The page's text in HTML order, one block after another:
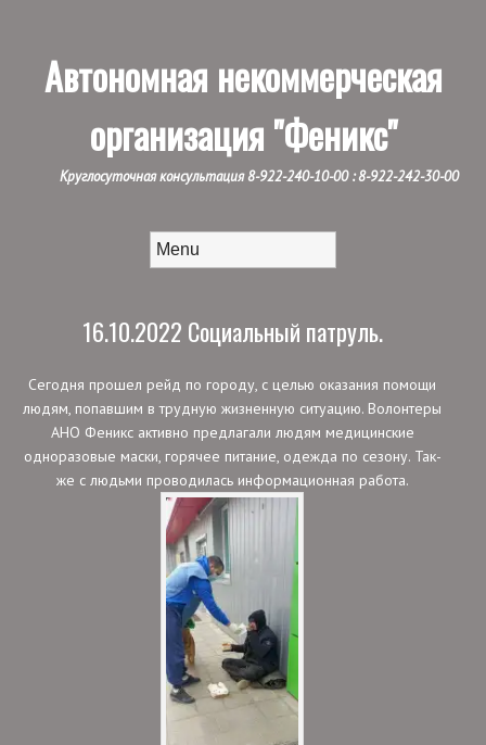
Автономная некоммерческая
организация"Феникс"
Круглосуточная консультация 8-922-240-10-00 : 8-922-242-30-00
16.10.2022 Социальный патруль.
Сегодня прошел рейд по городу, с целью оказания помощи
людям, попавшим в трудную жизненную ситуацию. Волонтеры
АНО Феникс активно предлагали людям медицинские
одноразовые маски, горячее питание, одежда по сезону. Так-
же с людьми проводилась информационная работа.